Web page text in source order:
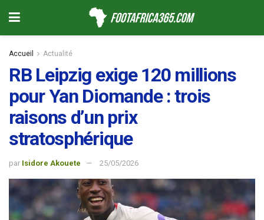
Accueil Actualité
RB Leipzig exige 120 millions
pour Yan Diomande : trois
raisons d’un prix
stratosphérique
par Isidore Akouete 25/05/2026